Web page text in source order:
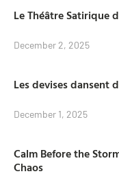
Le Théâtre Satirique
December 2, 2025
Les devises dansent
December 1, 2025
Calm Before the
Chaos